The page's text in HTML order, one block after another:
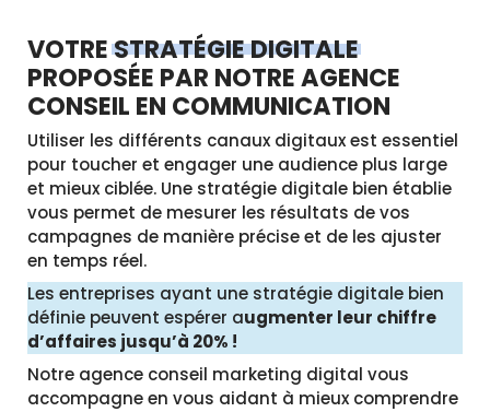
VOTRESTRATÉGIE DIGITALE
PROPOSÉE PAR NOTRE AGENCE
CONSEIL EN COMMUNICATION
Utiliser les différents canaux digitaux est essentiel
pour toucher et engager une audience plus large
et mieux ciblée. Une stratégie digitale bien établie
vous permet de mesurer les résultats de vos
campagnes de manière précise et de les ajuster
en temps réel.
Les entreprises ayant une stratégie digitale bien
définie peuvent espérer augmenter leur chiffre
d’affaires jusqu’à 20% !
Notre agence conseil marketing digital vous
accompagne en vous aidant à mieux comprendre